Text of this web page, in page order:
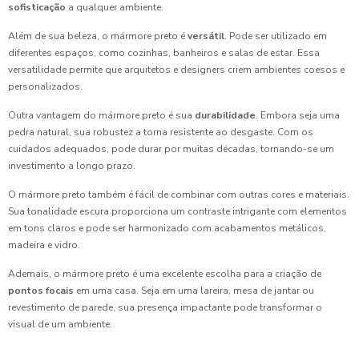
sofisticação a qualquer ambiente.
Além de sua beleza, o mármore preto éversátil. Pode ser utilizado em
diferentes espaços, como cozinhas, banheiros e salas de estar. Essa
versatilidade permite que arquitetos e designers criem ambientes coesos e
personalizados.
Outra vantagem do mármore preto é sua durabilidade. Embora seja uma
pedra natural, sua robustez a torna resistente ao desgaste. Com os
cuidados adequados, pode durar por muitas décadas, tornando-se um
investimento a longo prazo.
O mármore preto também é fácil de combinar com outras cores e materiais.
Sua tonalidade escura proporciona um contraste intrigante com elementos
em tons claros e pode ser harmonizado com acabamentos metálicos,
madeira e vidro.
Ademais, o mármore preto é uma excelente escolha para a criação de
pontos focais em uma casa. Seja em uma lareira, mesa de jantar ou
revestimento de parede, sua presença impactante pode transformar o
visual de um ambiente.